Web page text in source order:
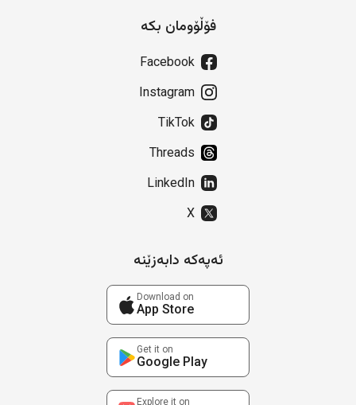
فۆڵۆومان بکە
Facebook
Instagram
TikTok
Threads
LinkedIn
X
ئەپەکە دابەزێنە
Download on
App Store
Get it on
Google Play